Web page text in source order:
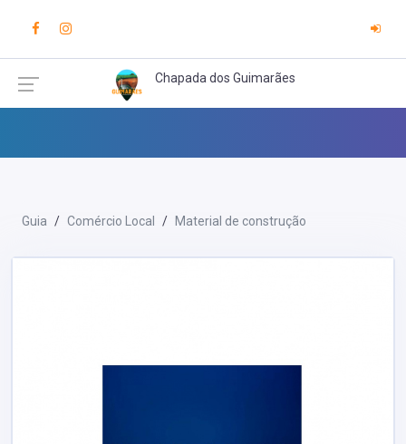
Chapada dos Guimarães
Guia Comércio Local Material de construção